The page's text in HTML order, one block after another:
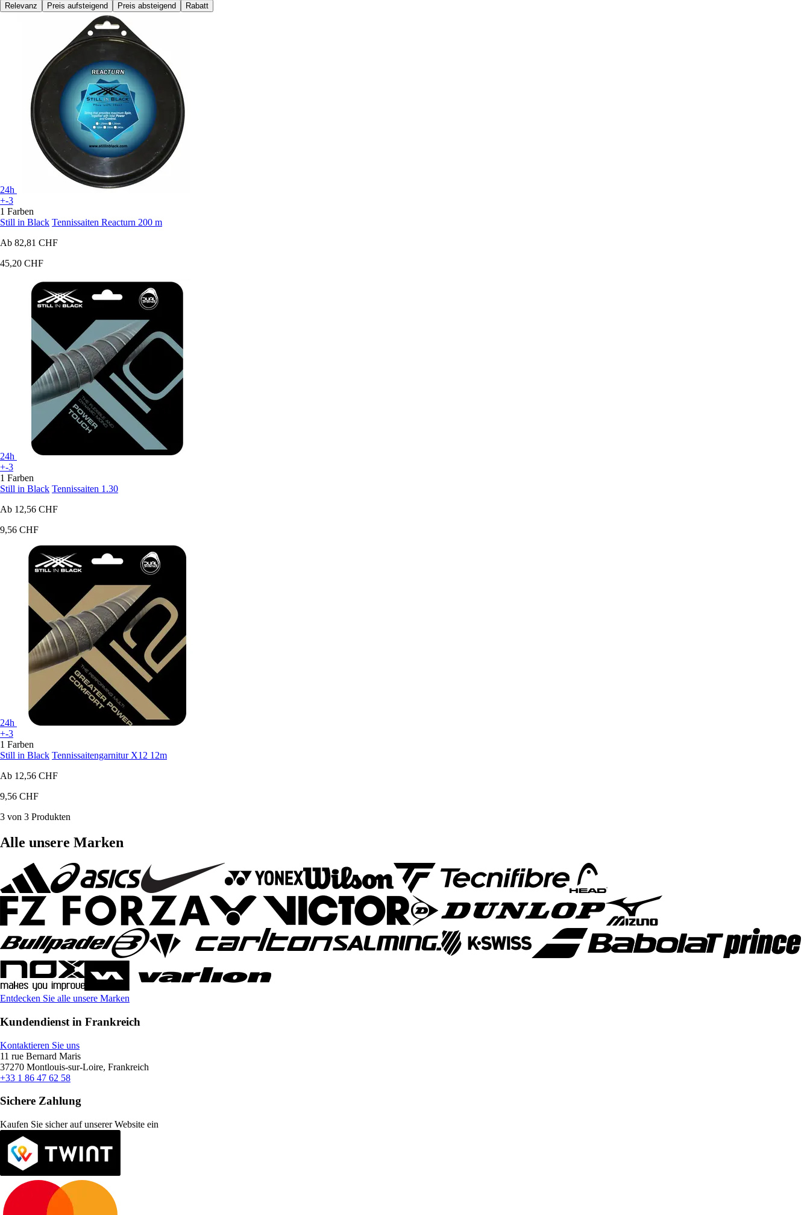
Relevanz
Preis aufsteigend Preis absteigend Rabatt
24h
+-3
1 Farben
Still in Black Tennissaiten Reacturn 200 m
Ab 82,81 CHF
45,20 CHF
24h
+-3
1 Farben
Still in Black Tennissaiten 1.30
Ab 12,56 CHF
9,56 CHF
24h
+-3
1 Farben
Still in Black Tennissaitengarnitur X12 12m
Ab 12,56 CHF
9,56 CHF
3 von 3 Produkten
Alle unsere Marken
Entdecken Sie alle unsere Marken
Kundendienst in Frankreich
Kontaktieren Sie uns
11 rue Bernard Maris
37270 Montlouis-sur-Loire, Frankreich
+33 1 86 47 62 58
Sichere Zahlung
Kaufen Sie sicher auf unserer Website ein